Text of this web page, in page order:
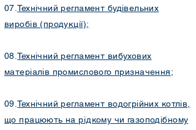
07.Технічний регламент будівельних
виробів (продукції);
08.Технічний регламент вибухових
матеріалів промислового призначення;
09.Технічний регламент водогрійних котлів,
що працюють на рідкому чи газоподібному